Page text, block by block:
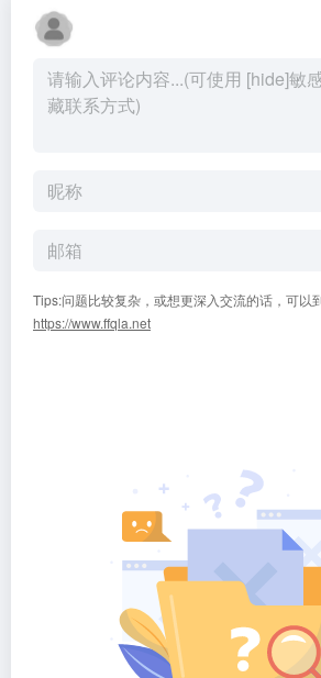
Tips:问题比较复杂，或想更深入交流的话，可以
https://www.ffqla.net